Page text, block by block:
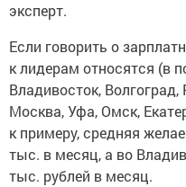
эксперт.
Если говорить о
к лидерам относятся (в
Владивосток, Волгоград,
Москва, Уфа, Омск,
к примеру, средняя
тыс. в месяц, а во
тыс. рублей в месяц.